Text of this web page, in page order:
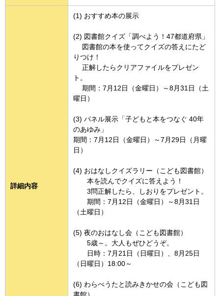
詳細内容
(1) おすすめ本の展示
(2) 図書館クイズ「調べよう！47都道府県」
図書館の本を使ってクイズの答えにたど
りつけ！
正解したらクリアファイルをプレゼン
ト。
期間：7月12日（金曜日）～8月31日（土
曜日）
(3) パネル展示「子どもと本をつなぐ 40年
のあゆみ」
期間：7月12日（金曜日）～7月29日（月曜
日）
(4) おはなしクイズラリー（こども図書館）
本を読んでクイズに答えよう！
3問正解したら、しおりをプレゼント。
期間：7月12日（金曜日）～8月31日
（土曜日）
(5) 夜のおはなし会（こども図書館）
5歳～。大人もぜひどうぞ。
日時：7月21日（日曜日）、8月25日
（日曜日）18:00～
(6) わらべうたと読みきかせの会（こども図